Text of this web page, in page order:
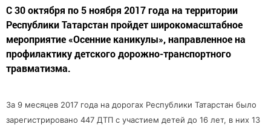
С 30 октября по 5 ноября 2017 года на территории
Республики Татарстан пройдет широкомасштабное
мероприятие «Осенние каникулы», направленное на
профилактику детского дорожно-транспортного
травматизма.
За 9 месяцев 2017 года на дорогах Республики Татарстан было
зарегистрировано 447 ДТП с участием детей до 16 лет, в них 13